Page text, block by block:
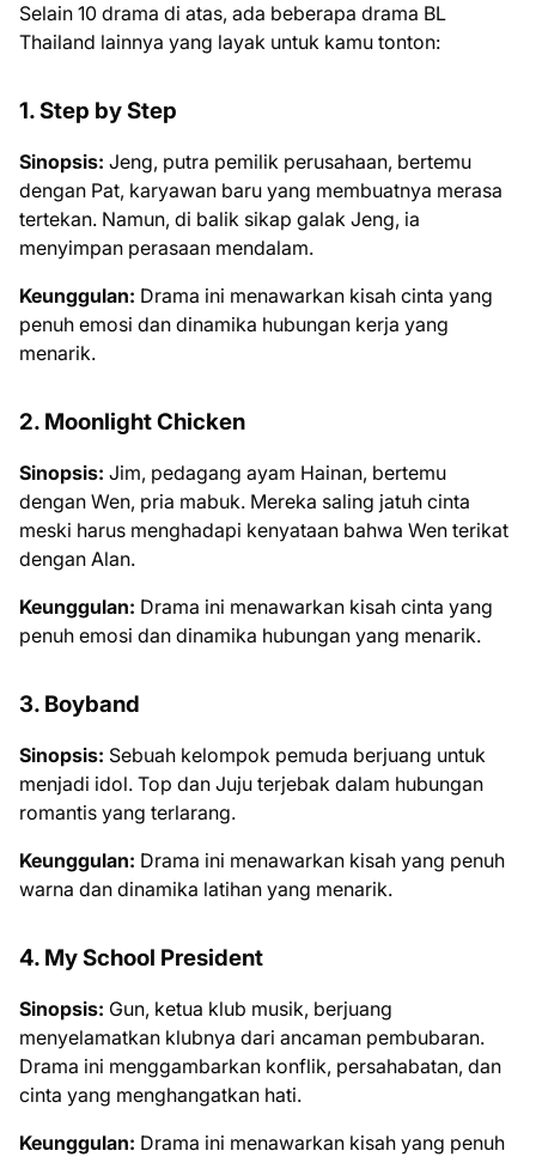
Selain 10 drama di atas, ada beberapa drama BL
Thailand lainnya yang layak untuk kamu tonton:
1. Step by Step
Sinopsis: Jeng, putra pemilik perusahaan, bertemu
dengan Pat, karyawan baru yang membuatnya merasa
tertekan. Namun, di balik sikap galak Jeng, ia
menyimpan perasaan mendalam.
Keunggulan: Drama ini menawarkan kisah cinta yang
penuh emosi dan dinamika hubungan kerja yang
menarik.
2. Moonlight Chicken
Sinopsis: Jim, pedagang ayam Hainan, bertemu
dengan Wen, pria mabuk. Mereka saling jatuh cinta
meski harus menghadapi kenyataan bahwa Wen terikat
dengan Alan.
Keunggulan: Drama ini menawarkan kisah cinta yang
penuh emosi dan dinamika hubungan yang menarik.
3. Boyband
Sinopsis: Sebuah kelompok pemuda berjuang untuk
menjadi idol. Top dan Juju terjebak dalam hubungan
romantis yang terlarang.
Keunggulan: Drama ini menawarkan kisah yang penuh
warna dan dinamika latihan yang menarik.
4. My School President
Sinopsis: Gun, ketua klub musik, berjuang
menyelamatkan klubnya dari ancaman pembubaran.
Drama ini menggambarkan konflik, persahabatan, dan
cinta yang menghangatkan hati.
Keunggulan: Drama ini menawarkan kisah yang penuh